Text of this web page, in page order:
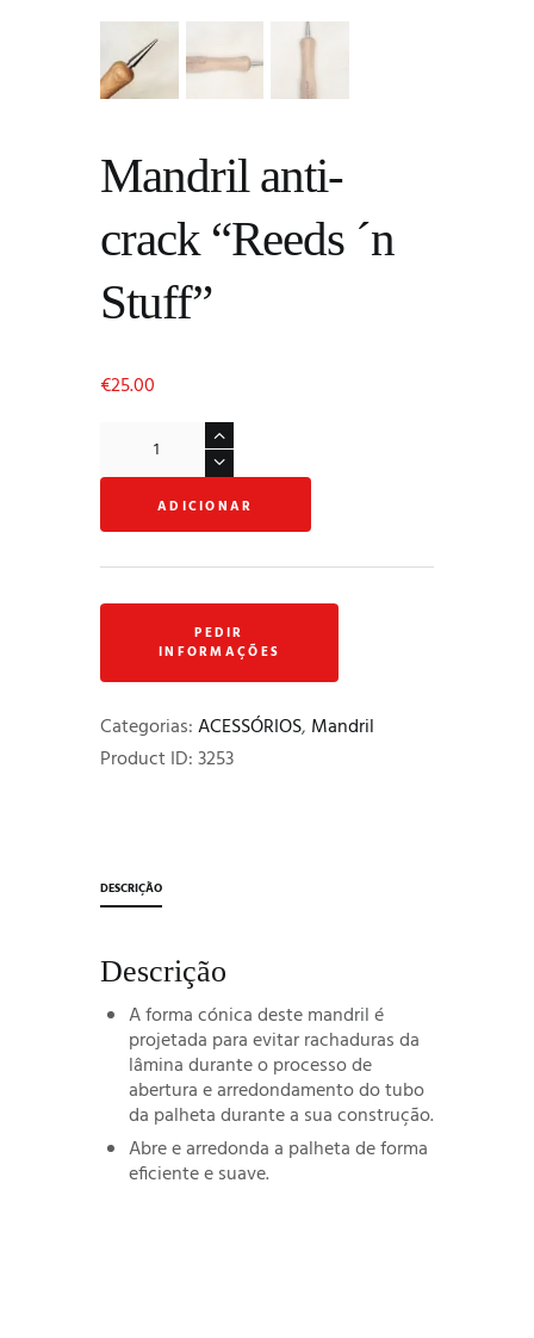
Mandril anti-
crack “Reeds ´n
Stuff”
€25.00
Quantidade
Mandril
anti-
crack
"Reeds
ADICIONAR
Categorias:ACESSÓRIOS, Mandril
Product ID:3253
DESCRIÇÃO
Descrição
A forma cónica deste mandril é
projetada para evitar rachaduras da
lâmina durante o processo de
abertura e arredondamento do tubo
da palheta durante a sua construção.
Abre e arredonda a palheta de forma
eficiente e suave.